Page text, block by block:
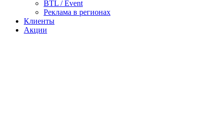
BTL / Event
Реклама в регионах
Клиенты
Акции